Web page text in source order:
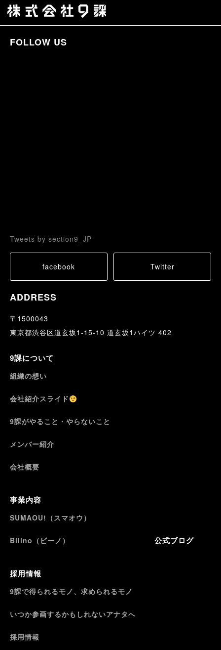
ADDRESS
〒1500043
東京都渋谷区道玄坂1-15-10 道玄坂1ハイツ 402
9課について
組織の想い
会社紹介スライド
9課がやること・やらないこと
メンバー紹介
会社概要
事業内容
SUMAOU!（スマオウ）
Biiino（ビーノ） 公式ブログ
採用情報
9課で得られるモノ、求められるモノ
いつか参画するかもしれないアナタへ
採用情報
FOLLOW US
Tweets by section9_JP
facebook Twitter